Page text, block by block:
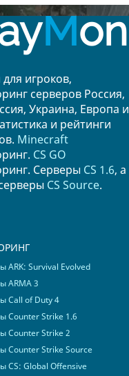
Mon
игроков,
серверов Россия,
Украина, Европа и
и рейтинги
Minecraft
CS GO
Серверы CS 1.6, а
CS Source.
ARK: Survival Evolved
ARMA 3
Call of Duty 4
Counter Strike 1.6
Counter Strike 2
Counter Strike Source
CS: Global Offensive